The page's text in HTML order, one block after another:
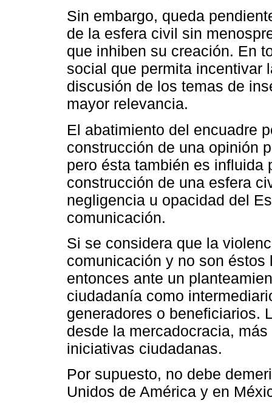
Sin embargo, queda
de la esfera civil sin
que inhiben su creación. En
social que permita incentivar
discusión de los temas de
mayor relevancia.
El abatimiento del encuadre
construcción de una opinión
pero ésta también es influida
construcción de una esfera
negligencia u opacidad del
comunicación.
Si se considera que la
comunicación y no son
entonces ante un
ciudadanía como
generadores o beneficiarios.
desde la mercadocracia,
iniciativas ciudadanas.
Por supuesto, no debe
Unidos de América y en